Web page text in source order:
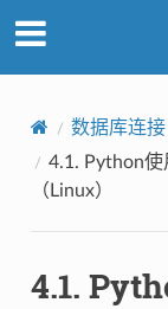
数据库连接
4.1. Python
（Linux）
4.1.